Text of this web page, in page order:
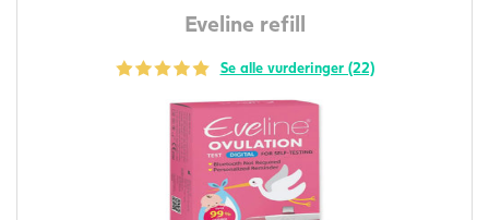
Eveline refill
Se alle vurderinger (22)